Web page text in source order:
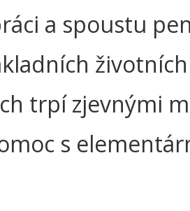
a spoustu
životních
trpí zjevnými
s